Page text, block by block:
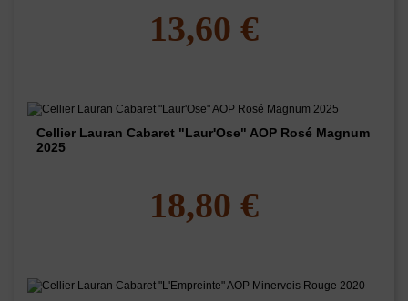
13,60 €
Cellier Lauran Cabaret "Laur'Ose" AOP Rosé Magnum
2025
18,80 €